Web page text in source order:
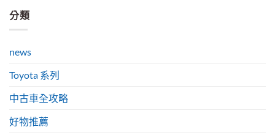
分類
news
Toyota 系列
中古車全攻略
好物推薦